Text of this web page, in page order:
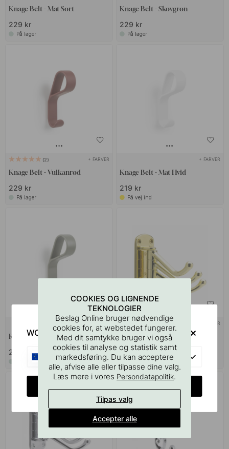
Knage Belt - Mat Sort
229 kr
På lager
Knage Belt - Skovgrøn
229 kr
På lager
2 + FARVER
Knage Belt - Vulkanrød
229 kr
På lager
+ FARVER
Knage Belt - Mat Hvid
219 kr
På vej ind
+ FARVER
Knage Belt - Grå
219 kr
På lager
+ FARVER
Knage Lyr - Poleret Messing
169 kr
På lager
COOKIES OG LIGNENDE
TEKNOLOGIER
Beslag Online bruger nødvendige
cookies for, at webstedet fungerer.
Med dit samtykke bruger vi også
cookies til analyse og statistik samt
markedsføring. Du kan acceptere
alle, afvise alle eller tilpasse dine valg.
Læs mere i vores Persondatapolitik.
Tilpas valg
Accepter alle
WOULD YOU RATHER VISIT?
EU